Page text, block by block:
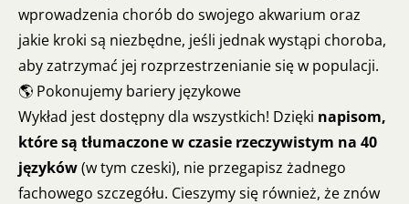
wprowadzenia chorób do swojego akwarium oraz
jakie kroki są niezbędne, jeśli jednak wystąpi choroba,
aby zatrzymać jej rozprzestrzenianie się w populacji.
🌎 Pokonujemy bariery językowe
Wykład jest dostępny dla wszystkich! Dzięki napisom,
które są tłumaczone w czasie rzeczywistym na 40
języków(w tym czeski), nie przegapisz żadnego
fachowego szczegółu. Cieszymy się również, że znów